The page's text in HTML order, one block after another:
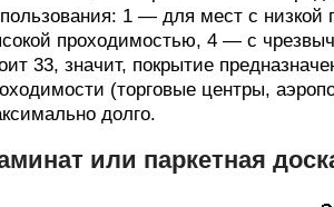
1 — для мест с
проходимостью, 4 — с
33, значит, покрытие
(торговые центры,
долго.
или паркетная